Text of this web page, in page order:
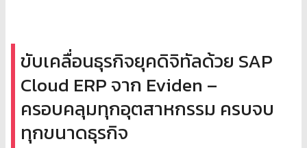
ขับเคลื่อนธุรกิจยุคดิจิทัลด้วย SAP
Cloud ERP จาก Eviden –
ครอบคลุมทุกอุตสาหกรรม ครบจบ
ทุกขนาดธุรกิจ